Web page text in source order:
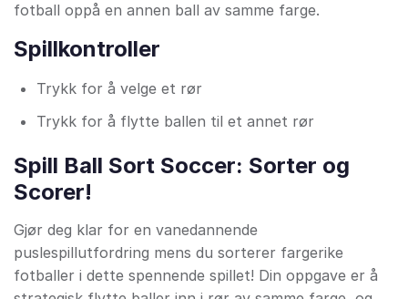
fotball oppå en annen ball av samme farge.
Spillkontroller
Trykk for å velge et rør
Trykk for å flytte ballen til et annet rør
Spill Ball Sort Soccer: Sorter og
Scorer!
Gjør deg klar for en vanedannende
puslespillutfordring mens du sorterer fargerike
fotballer i dette spennende spillet! Din oppgave er å